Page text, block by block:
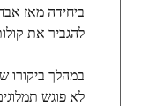
ביחידה מאז
להגביר את
במהלך ביקורו
לא פוגש